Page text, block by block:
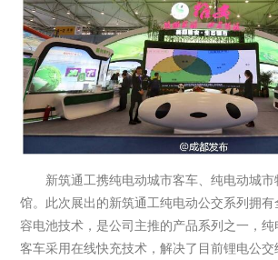
新筑通工携纯电动城市客车、纯电动城
馆。此次展出的新筑通工纯电动公交系列拥有
容电池技术，是公司主推的产品系列之一，
客车采用在线快充技术，解决了目前锂电公交